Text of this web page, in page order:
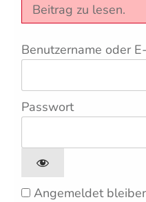
Beitrag zu lesen.
Benutzername oder
Passwort
Angemeldet